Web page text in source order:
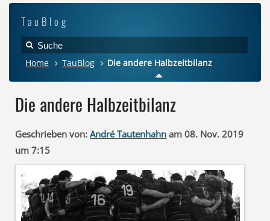
TauBlog
Home TauBlog Die andere Halbzeitbilanz
Die andere Halbzeitbilanz
Geschrieben von: André Tautenhahn am 08. Nov. 2019
um 7:15